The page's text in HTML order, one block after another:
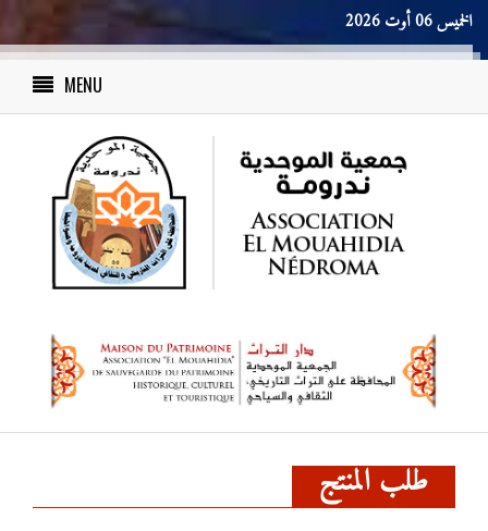
الخميس 06 أوت 2026
MENU
طلب المنتج